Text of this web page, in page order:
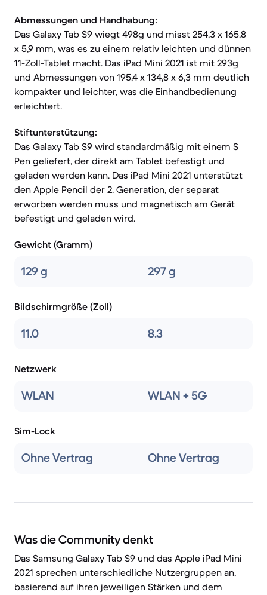
Abmessungen und Handhabung:
Das Galaxy Tab S9 wiegt 498g und misst 254,3 x 165,8
x 5,9 mm, was es zu einem relativ leichten und dünnen
11-Zoll-Tablet macht. Das iPad Mini 2021 ist mit 293g
und Abmessungen von 195,4 x 134,8 x 6,3 mm deutlich
kompakter und leichter, was die Einhandbedienung
erleichtert.
Stiftunterstützung:
Das Galaxy Tab S9 wird standardmäßig mit einem S
Pen geliefert, der direkt am Tablet befestigt und
geladen werden kann. Das iPad Mini 2021 unterstützt
den Apple Pencil der 2. Generation, der separat
erworben werden muss und magnetisch am Gerät
befestigt und geladen wird.
Gewicht (Gramm)
129 g 297 g
Bildschirmgröße (Zoll)
11.0 8.3
Netzwerk
WLAN WLAN + 5G
Sim-Lock
Ohne Vertrag Ohne Vertrag
Was die Community denkt
Das Samsung Galaxy Tab S9 und das Apple iPad Mini
2021 sprechen unterschiedliche Nutzergruppen an,
basierend auf ihren jeweiligen Stärken und dem